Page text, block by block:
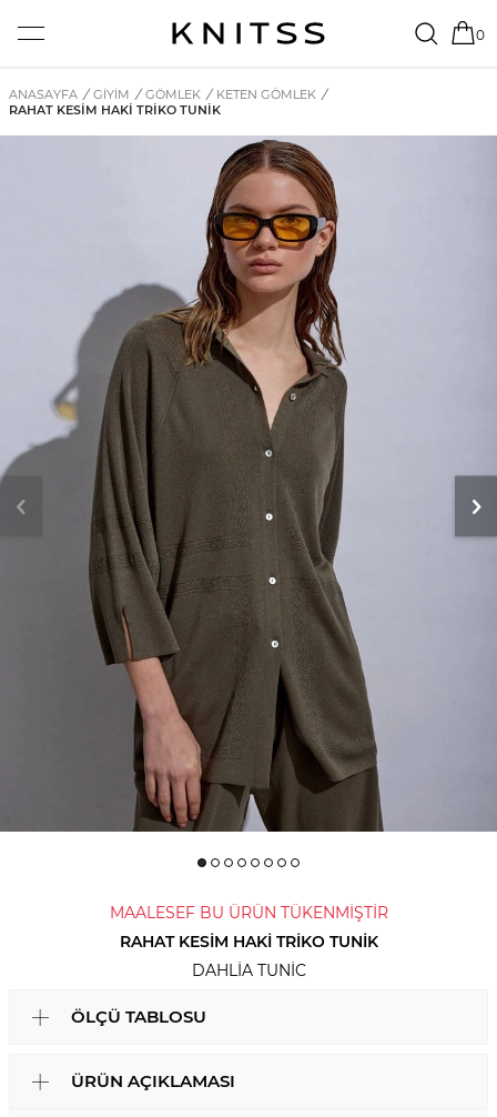
0
ANASAYFA / GİYİM / GÖMLEK / KETEN GÖMLEK /
RAHAT KESIM HAKI TRIKO TUNIK
MAALESEF BU ÜRÜN TÜKENMİŞTİR
RAHAT KESIM HAKI TRIKO TUNIK
DAHLIA TUNIC
ÖLÇÜ TABLOSU
ÜRÜN AÇIKLAMASI